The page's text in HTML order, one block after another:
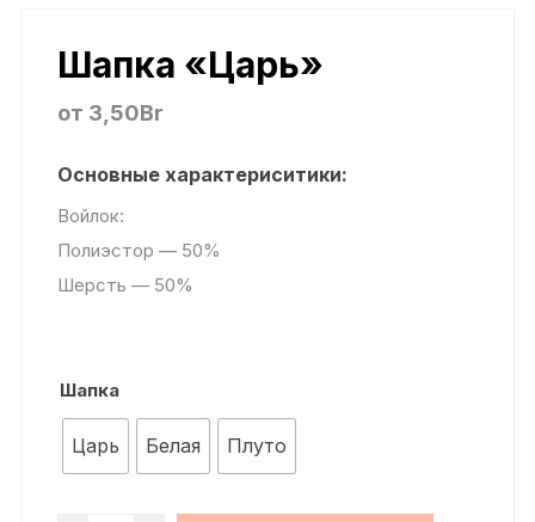
Шапка «Царь»
от 3,50Br
Основные характериситики:
Войлок:
Полиэстор — 50%
Шерсть — 50%
Шапка
Царь Белая Плуто